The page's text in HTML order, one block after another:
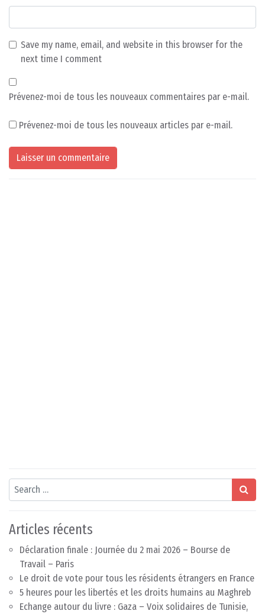
Save my name, email, and website in this browser for the
next time I comment
Prévenez-moi de tous les nouveaux commentaires par e-mail.
Prévenez-moi de tous les nouveaux articles par e-mail.
Search
Articles récents
Déclaration finale : Journée du 2 mai 2026 – Bourse de
Travail – Paris
Le droit de vote pour tous les résidents étrangers en France
5 heures pour les libertés et les droits humains au Maghreb
Echange autour du livre : Gaza – Voix solidaires de Tunisie,